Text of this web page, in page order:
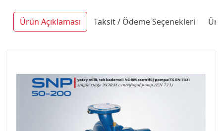
Ürün Açıklaması Taksit / Ödeme Seçenekleri